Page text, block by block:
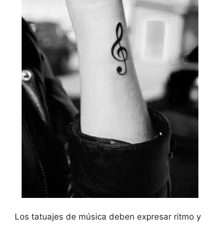
Los tatuajes de música deben expresar ritmo y